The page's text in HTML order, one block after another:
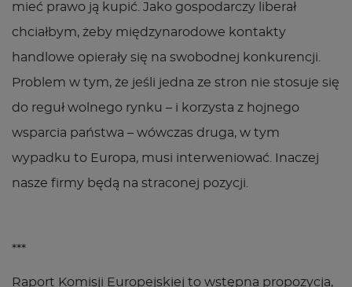
mieć prawo ją kupić. Jako gospodarczy liberał
chciałbym, żeby międzynarodowe kontakty
handlowe opierały się na swobodnej konkurencji.
Problem w tym, że jeśli jedna ze stron nie stosuje się
do reguł wolnego rynku – i korzysta z hojnego
wsparcia państwa – wówczas druga, w tym
wypadku to Europa, musi interweniować. Inaczej
nasze firmy będą na straconej pozycji.
***
Raport Komisji Europejskiej to wstępna propozycja,